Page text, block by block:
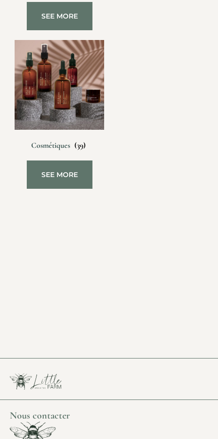
SEE MORE
Cosmétiques (39)
SEE MORE
Nous contacter